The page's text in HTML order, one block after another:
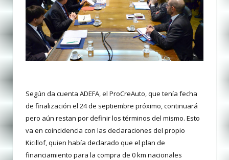
Según da cuenta ADEFA, el ProCreAuto, que tenía fecha
de finalización el 24 de septiembre próximo, continuará
pero aún restan por definir los términos del mismo. Esto
va en coincidencia con las declaraciones del propio
Kicillof, quien había declarado que el plan de
financiamiento para la compra de 0 km nacionales